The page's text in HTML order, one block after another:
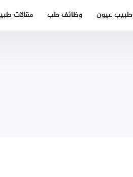
طبيب عيون وظائف طب مقالات